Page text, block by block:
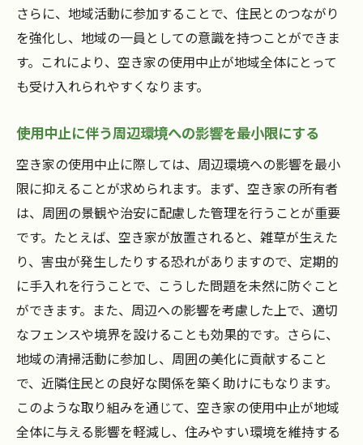
さらに、地域活動に参加することで、住民とのつながり
を強化し、地域の一員としての意識を持つことができま
す。これにより、空き家の使用中止が地域全体にとって
も受け入れられやすくなります。
使用中止に伴う周辺環境への影響を最小限にする
空き家の使用中止に際しては、周辺環境への影響を最小
限に抑えることが求められます。まず、空き家の所有者
は、周囲の景観や治安に配慮した管理を行うことが重要
です。たとえば、空き家が放置されると、雑草が生えた
り、害虫が発生したりする恐れがありますので、定期的
に手入れを行うことで、こうした問題を未然に防ぐこと
ができます。また、周辺への影響を考慮した上で、適切
なフェンスや境界を設けることも効果的です。さらに、
地域の清掃活動に参加し、周囲の美化に貢献すること
で、近隣住民との良好な関係を築く助けにもなります。
このような取り組みを通じて、空き家の使用中止が地域
全体に与える影響を軽減し、住みやすい環境を維持する